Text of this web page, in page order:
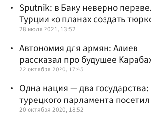
Sputnik: в Баку неверно
Турции «о планах создать
28 июля 2021, 13:52
Автономия для армян: Алиев
рассказал про будущее
22 октября 2020, 17:45
Одна нация — два
турецкого парламента
20 октября 2020, 18:52